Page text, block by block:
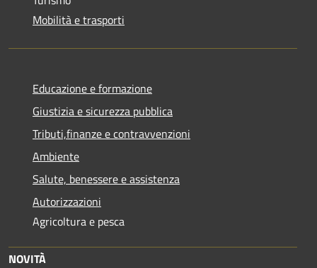
Mobilità e trasporti
Educazione e formazione
Giustizia e sicurezza pubblica
Tributi,finanze e contravvenzioni
Ambiente
Salute, benessere e assistenza
Autorizzazioni
Agricoltura e pesca
NOVITÀ